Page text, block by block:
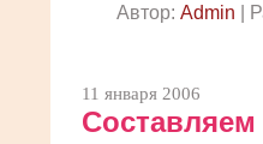
Автор: Admin |
11 января 2006